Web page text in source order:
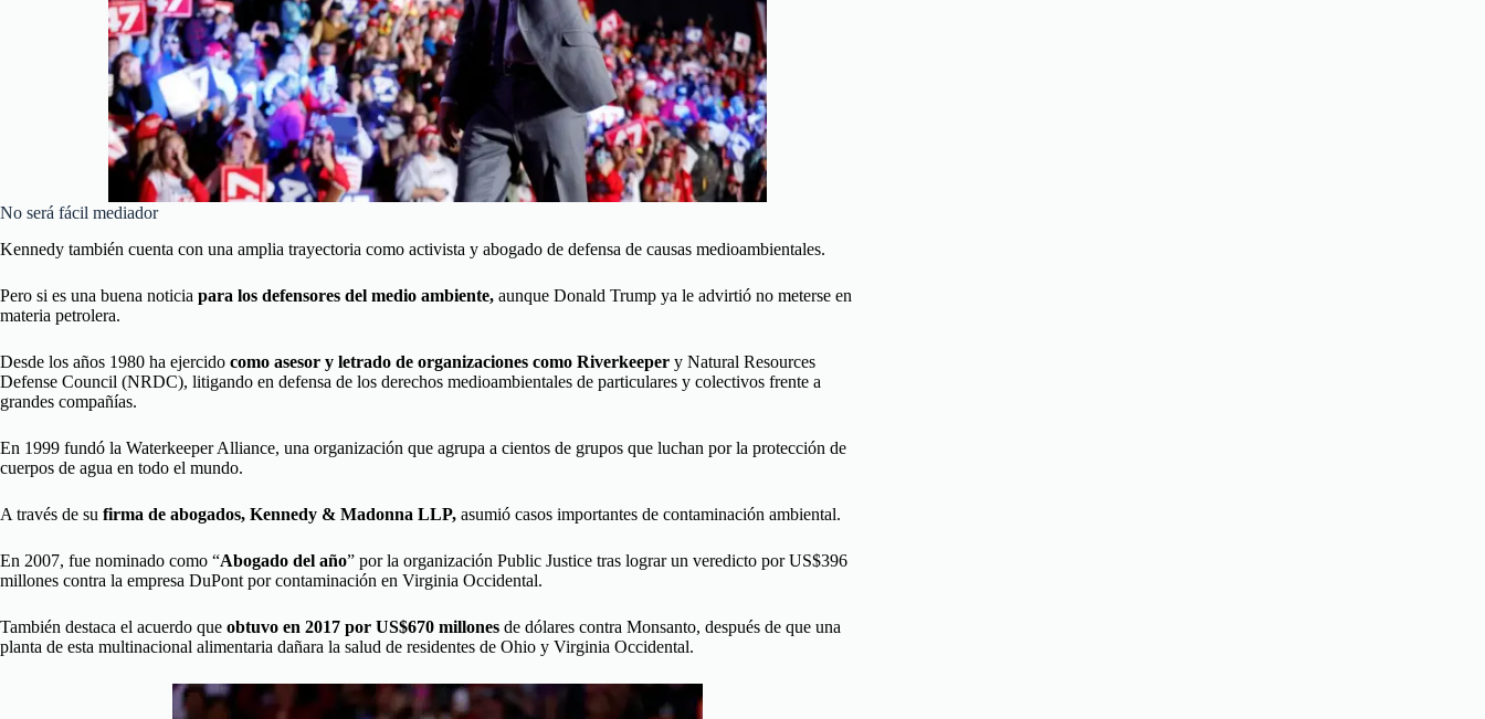
No será fácil mediador
Kennedy también cuenta con una amplia trayectoria como activista y abogado de defensa de causas medioambientales.
Pero si es una buena noticia para los defensores del medio ambiente, aunque Donald Trump ya le advirtió no meterse en
materia petrolera.
Desde los años 1980 ha ejercido como asesor y letrado de organizaciones como Riverkeeper y Natural Resources
Defense Council (NRDC), litigando en defensa de los derechos medioambientales de particulares y colectivos frente a
grandes compañías.
En 1999 fundó la Waterkeeper Alliance, una organización que agrupa a cientos de grupos que luchan por la protección de
cuerpos de agua en todo el mundo.
A través de su firma de abogados, Kennedy & Madonna LLP, asumió casos importantes de contaminación ambiental.
En 2007, fue nominado como “Abogado del año” por la organización Public Justice tras lograr un veredicto por US$396
millones contra la empresa DuPont por contaminación en Virginia Occidental.
También destaca el acuerdo que obtuvo en 2017 por US$670 millones de dólares contra Monsanto, después de que una
planta de esta multinacional alimentaria dañara la salud de residentes de Ohio y Virginia Occidental.